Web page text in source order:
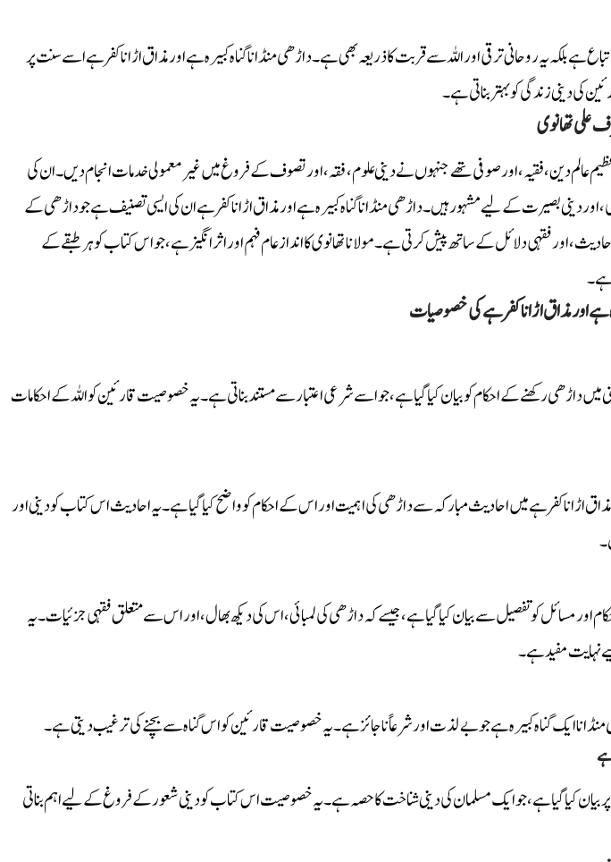
ہے بلکہ یہ روحانی ترقی اور اللہ سے قربت کا ذریعہ بھی ہے۔ داڑھی منڈانا گناہ کبیرہ ہے اور مذاق اڑانا کفر ہے اسے سنت پر
کی دینی زندگی کو بہتر بناتی ہے۔
علی تھانوی
عالم دین، فقیہ، اور صوفی تھے جنہوں نے دینی علوم، فقہ، اور تصوف کے فروغ میں غیر معمولی خدمات انجام دیں۔ ان کی
اور دینی بصیرت کے لیے مشہور ہیں۔ داڑھی منڈانا گناہ کبیرہ ہے اور مذاق اڑانا کفر ہے ان کی ایسی تصنیف ہے جو داڑھی کے
اور فقہی دلائل کے ساتھ پیش کرتی ہے۔ مولانا تھانوی کا انداز عام فہم اور اثر انگیز ہے، جو اس کتاب کو ہر طبقے کے
ہے۔
ہے اور مذاق اڑانا کفر ہے کی خصوصیات
داڑھی رکھنے کے احکام کو بیان کیا گیا ہے، جو اسے شرعی اعتبار سے مستند بناتی ہے۔ یہ خصوصیت قارئین کو اللہ کے احکامات
مذاق اڑانا کفر ہے میں احادیث مبارکہ سے داڑھی کی اہمیت اور اس کے احکام کو واضح کیا گیا ہے۔ یہ احادیث اس کتاب کو دینی اور
مسائل کو تفصیل سے بیان کیا گیا ہے، جیسے کہ داڑھی کی لمبائی، اس کی دیکھ بھال، اور اس سے متعلق فقہی جزئیات۔ یہ
نہایت مفید ہے۔
ایک گناہ کبیرہ ہے جو بے لذت اور شرعاً ناجائز ہے۔ یہ خصوصیت قارئین کو اس گناہ سے بچنے کی ترغیب دیتی ہے۔
بیان کیا گیا ہے، جو ایک مسلمان کی دینی شناخت کا حصہ ہے۔ یہ خصوصیت اس کتاب کو دینی شعور کے فروغ کے لیے اہم بناتی